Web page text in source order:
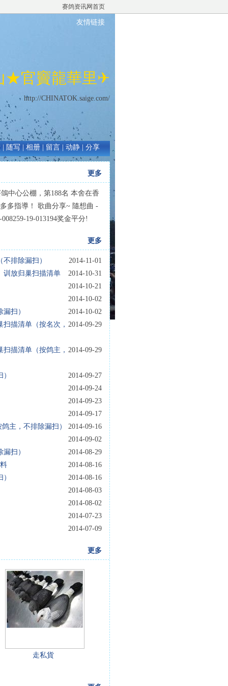
赛鸽资讯网首页
友情链接
★官竇龍華里✈
http://CHINATOK.saige.com/
随写 相册 留言 动静 分享
更多
中心公棚，第188名 本舍在香
多指導！ 歌曲分享~ 隨想曲 -
19-013194奖金平分!
更多
2014-11-01
排除漏扫）
2014-10-31
训放归巢扫描清单
2014-10-21
2014-10-02
2014-10-02
扫）
2014-09-29
描清单（按名次，
2014-09-29
描清单（按鸽主，
2014-09-27
2014-09-24
2014-09-23
2014-09-17
2014-09-16
主，不排除漏扫）
2014-09-02
2014-08-29
扫）
2014-08-16
2014-08-16
2014-08-03
2014-08-02
2014-07-23
2014-07-09
更多
走私貨